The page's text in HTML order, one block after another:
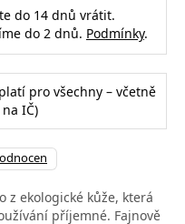
do 14 dnů vrátit.
do 2 dnů. Podmínky.
pro všechny – včetně
IČ)
z ekologické kůže, která
příjemné. Fajnově